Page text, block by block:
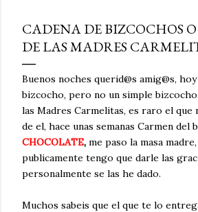
satisface. Estas alubias crujientes al
por completo tu forma de ver las
asociar las alubias únicamente a los
copiosos de invierno. Con esta
revolucionaria, transformaremos un
humilde como la alubia de La Bañeza
dorado, cargado de proteína y 100%
sustituto perfecto a los frutos se...
CADENA DE BIZCOCHOS
DE LAS MADRES
Buenos noches querid@s amig@s,
bizcocho, pero no un simple
las Madres Carmelitas, es raro el que
de el, hace unas semanas Carmen del
CHOCOLATE, me paso la masa
publicamente tengo que darle las
personalmente se las he dado.
Muchos sabeis que el que te lo